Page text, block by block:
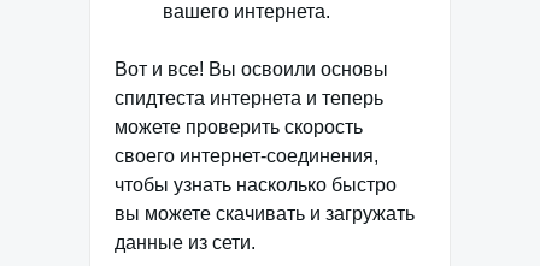
вашего интернета.
Вот и все! Вы освоили основы
спидтеста интернета и теперь
можете проверить скорость
своего интернет-соединения,
чтобы узнать насколько быстро
вы можете скачивать и загружать
данные из сети.